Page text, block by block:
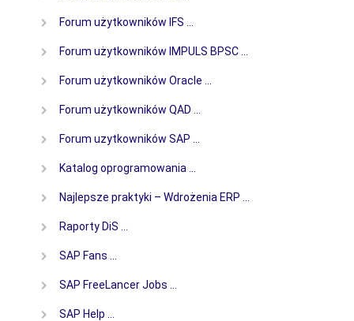
Forum użytkowników IFS …
Forum użytkowników IMPULS BPSC …
Forum użytkowników Oracle …
Forum użytkowników QAD …
Forum uzytkowników SAP …
Katalog oprogramowania …
Najlepsze praktyki – Wdrożenia ERP …
Raporty DiS …
SAP Fans …
SAP FreeLancer Jobs …
SAP Help …